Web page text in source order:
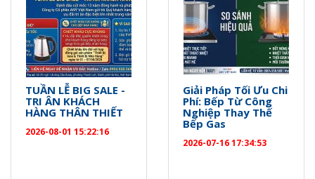
TUẦN LỄ BIG SALE -
TRI ÂN KHÁCH
HÀNG THÂN THIẾT
2026-08-01 15:22:16
Giải Pháp Tối Ưu Chi
Phí: Bếp Từ Công
Nghiệp Thay Thế
Bếp Gas
2026-07-16 17:34:53